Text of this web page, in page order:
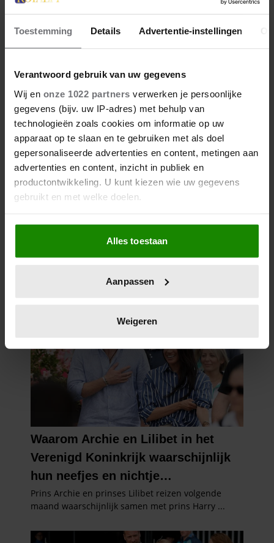
Toestemming Details Advertentie-instellingen
Verantwoord gebruik van uw gegevens
Wij en onze 1022 partners verwerken je persoonlijke
gegevens (bijv. uw IP-adres) met behulp van
technologieën zoals cookies om informatie op uw
apparaat op te slaan en te gebruiken met als doel
gepersonaliseerde advertenties en content, metingen aan
advertenties en content, inzicht in publiek en
productontwikkeling. U kunt kiezen wie uw gegevens
gebruikt en met welke doelen.
Als u het toestaat, willen we ook graag:
Informatie verzamelen over uw geografische
locatie, die tot een paar meter nauwkeurig kan zijn
scannen op specifieke eigenschappen (fingerprinting)
verwerkt en stel uw voorkeuren in het
intrekken in de Cookieverklaring.
We gebruiken cookies om content en advertenties te
personaliseren, om functies voor social media te bieden
en om ons websiteverkeer te analyseren. Ook delen we
informatie over uw gebruik van onze site met onze
partners voor social media, adverteren en analyse. Deze
partners kunnen deze gegevens combineren met andere
informatie die u aan ze heeft verstrekt of die ze hebben
verzameld op basis van uw gebruik van hun services. U
gaat akkoord met onze cookies als u onze website blijft
gebruiken.
Alles toestaan
Aanpassen
Weigeren